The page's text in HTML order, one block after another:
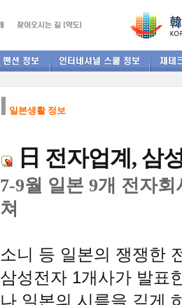
일본생활 정보
日 전자업계, 삼
7-9월 일본 9개 전자
쳐
소니 등 일본의 쟁쟁한
삼성전자 1개사가 발표
나 일본의 시름을 깊게